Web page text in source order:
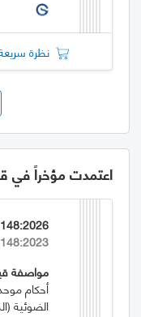
نظرة
اعتمدت مؤخراً في
مواصفة
أحكام
الضوئية